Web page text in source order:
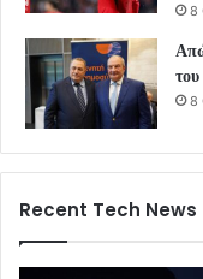
8
8
Recent Tech News